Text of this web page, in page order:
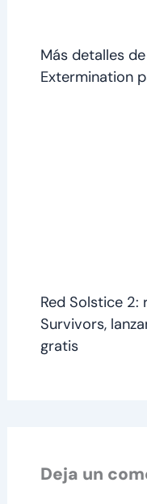
Más detalles
Extermination
Red Solstice 2:
Survivors,
gratis
Deja un